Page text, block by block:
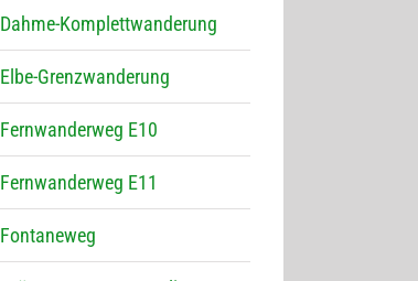
Dahme-Kom­plett­wan­de­rung
Elbe-Grenz­wan­de­rung
Fern­wan­der­weg E10
Fern­wan­der­weg E11
Fon­ta­ne­weg